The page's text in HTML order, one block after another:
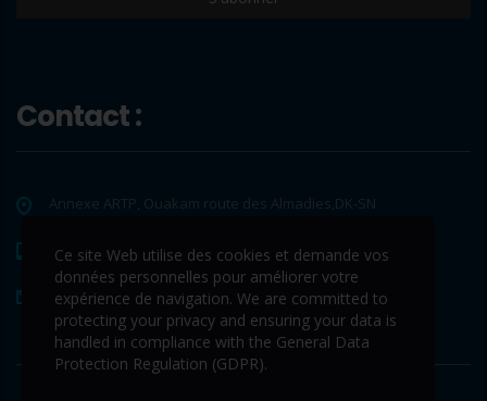
Contact :
Annexe ARTP, Ouakam route des Almadies,DK-SN
+221 33 865 65 62
contact@www.tds-sa.sn
Ce site Web utilise des cookies et demande vos
données personnelles pour améliorer votre
expérience de navigation. We are committed to
protecting your privacy and ensuring your data is
handled in compliance with the General Data
Protection Regulation (GDPR).